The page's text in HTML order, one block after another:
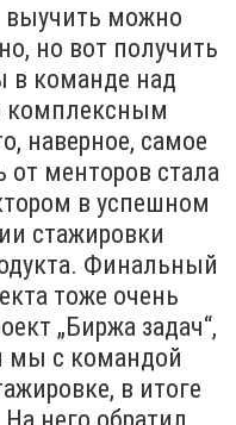
выучить можно
но вот получить
в команде над
комплексным
наверное, самое
менторов стала
в успешном
стажировки
Финальный
тоже очень
„Биржа задач“,
мы с командой
в итоге